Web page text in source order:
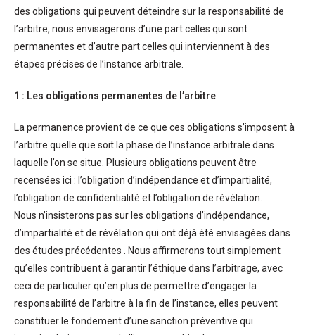
des obligations qui peuvent déteindre sur la responsabilité de
l’arbitre, nous envisagerons d’une part celles qui sont
permanentes et d’autre part celles qui interviennent à des
étapes précises de l’instance arbitrale.
1 : Les obligations permanentes de l’arbitre
La permanence provient de ce que ces obligations s’imposent à
l’arbitre quelle que soit la phase de l’instance arbitrale dans
laquelle l’on se situe. Plusieurs obligations peuvent être
recensées ici : l’obligation d’indépendance et d’impartialité,
l’obligation de confidentialité et l’obligation de révélation.
Nous n’insisterons pas sur les obligations d’indépendance,
d’impartialité et de révélation qui ont déjà été envisagées dans
des études précédentes . Nous affirmerons tout simplement
qu’elles contribuent à garantir l’éthique dans l’arbitrage, avec
ceci de particulier qu’en plus de permettre d’engager la
responsabilité de l’arbitre à la fin de l’instance, elles peuvent
constituer le fondement d’une sanction préventive qui